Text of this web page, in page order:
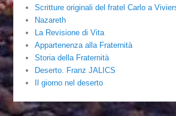
Scritture originali del fratel Carlo a
Nazareth
La Revisione di Vita
Appartenenza alla Fraternità
Storia della Fraternità
Deserto. Franz JALICS
Il giorno nel deserto